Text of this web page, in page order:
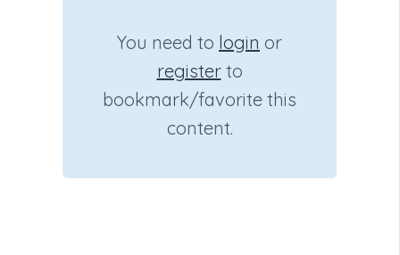
You need to login or
registerto
bookmark/favorite this
content.